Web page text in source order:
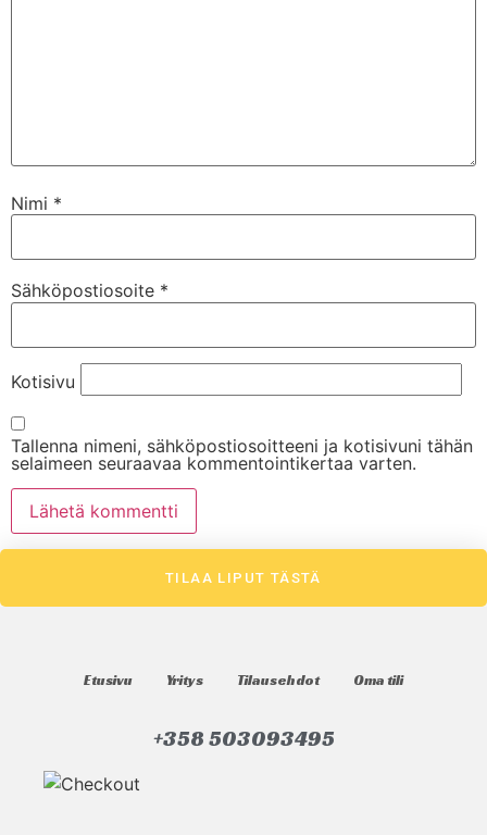
Nimi *
Sähköpostiosoite *
Kotisivu
Tallenna nimeni, sähköpostiosoitteeni ja kotisivuni tähän
selaimeen seuraavaa kommentointikertaa varten.
TILAA LIPUT TÄSTÄ
Etusivu Yritys Tilausehdot Oma tili
+358 503093495